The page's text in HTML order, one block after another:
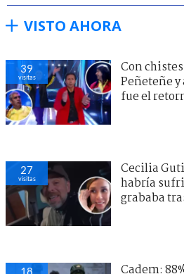
VISTO AHORA
39
visitas
Con
Peñeteñe
fue el
27
visitas
Cecilia
habría
grababa
18
Cadem: